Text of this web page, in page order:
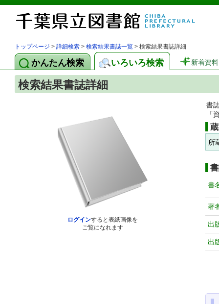
トップページ > 詳細検索 > 検索結果書誌一覧 > 検索結果書誌詳細
かんたん検索 いろいろ検索 新着資料
検索結果書誌詳細
ログインすると表紙画像を
ご覧になれます
書
「
所
書
著
出
出